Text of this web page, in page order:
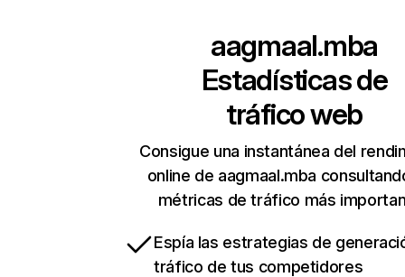
aagmaal.mba
Estadísticas de
tráfico web
Consigue una instantánea del
online de aagmaal.mba
métricas de tráfico más
Espía las estrategias de
tráfico de tus competidores